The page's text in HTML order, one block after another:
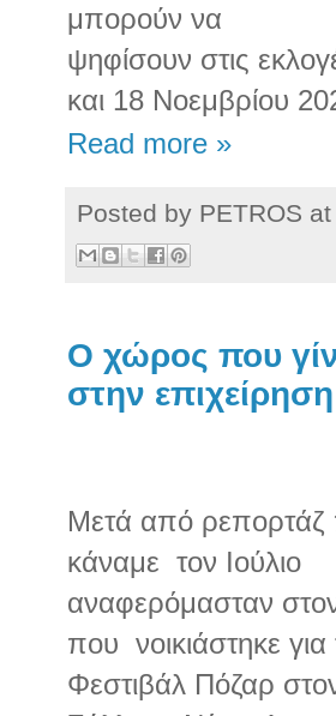
μπορούν να
ψηφίσουν στις
και 18 Νοεμβρίου
Read more »
Posted by PETROS at
Ο χώρος που
στην
Μετά από ρεπορτάζ
κάναμε τον Ιούλιο
αναφερόμασταν
που νοικιάστηκε για
Φεστιβάλ Πόζαρ